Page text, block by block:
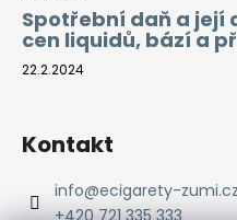
Spotřební daň a její
cen liquidů, bází a
22.2.2024
Kontakt
info@ecigarety-zumi.cz